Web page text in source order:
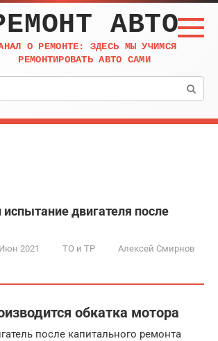
АВТО
О РЕМОНТЕ: ЗДЕСЬ МЫ УЧИМСЯ
РЕМОНТИРОВАТЬ АВТО САМИ
двигателя после
2021 ТО и ТР Алексей Смирнов
обкатка мотора
после капитального ремонта